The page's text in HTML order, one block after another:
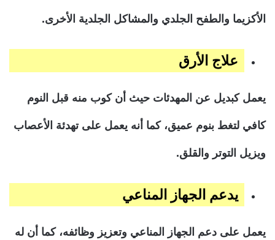
الأكزيما والطفح الجلدي والمشاكل الجلدية الأخرى.
علاج الأرق
يعمل كبديل عن المهدئات حيث أن كوب منه قبل النوم
كافي لتغط بنوم عميق، كما أنه يعمل على تهدئة الأعصاب
ويزيل التوتر والقلق.
يدعم الجهاز المناعي
يعمل على دعم الجهاز المناعي وتعزيز وظائفه، كما أن له